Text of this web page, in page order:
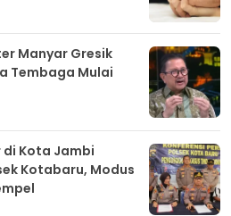
Manyar Gresik
Tembaga Mulai
di Kota Jambi
Kotabaru, Modus